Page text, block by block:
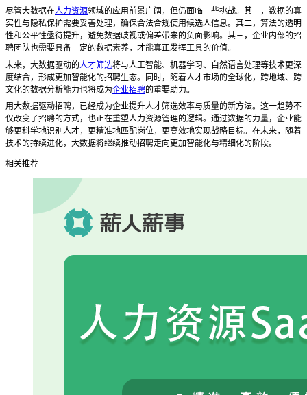
尽管大数据在人力资源领域的应用前景广阔，但仍面临一些挑战。其一，数据的真
实性与隐私保护需要妥善处理，确保合法合规使用候选人信息。其二，算法的透明
性和公平性亟待提升，避免数据歧视或偏差带来的负面影响。其三，企业内部的招
聘团队也需要具备一定的数据素养，才能真正发挥工具的价值。
未来，大数据驱动的人才筛选将与人工智能、机器学习、自然语言处理等技术更深
度结合，形成更加智能化的招聘生态。同时，随着人才市场的全球化，跨地域、跨
文化的数据分析能力也将成为企业招聘的重要助力。
用大数据驱动招聘，已经成为企业提升人才筛选效率与质量的新方法。这一趋势不
仅改变了招聘的方式，也正在重塑人力资源管理的逻辑。通过数据的力量，企业能
够更科学地识别人才，更精准地匹配岗位，更高效地实现战略目标。在未来，随着
技术的持续进化，大数据将继续推动招聘走向更加智能化与精细化的阶段。
相关推荐